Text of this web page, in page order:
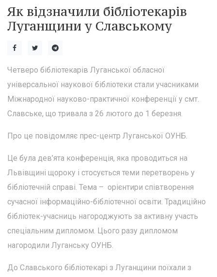
Як відзначили бібліотекарів
Луганщини у Славському
Четверо бібліотекарів Луганської обласної
універсальної наукової бібліотеки стали учасниками
Міжнародної науково-практичної конференції у смт.
Славське, що тривала з 26 лютого до 1 березня.
Про це повідомляє прес-центр Луганської ОУНБ.
Це була дев’ята конференція, яка проводиться на
Львівщині щороку і стосується теми перетворень у
бібліотечній справі. Тема – орієнтири співтворення
сучасної інформаційно-бібліотечної освіти. Традиційно
бібліотек-учасниць нагороджують за активну участь
спеціальним дипломом. Цього разу дипломом
нагородили Луганську ОУНБ.
До Славського бібліотекарі з Луганщини поїхали з